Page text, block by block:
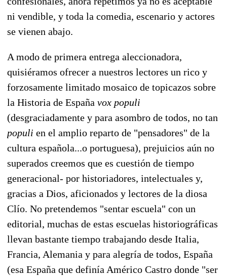
ni vendible, y toda la comedia, escenario y actores
se vienen abajo.
A modo de primera entrega aleccionadora,
quisiéramos ofrecer a nuestros lectores un rico y
forzosamente limitado mosaico de topicazos sobre
la Historia de España vox populi
(desgraciadamente y para asombro de todos, no tan
populi en el amplio reparto de "pensadores" de la
cultura española...o portuguesa), prejuicios aún no
superados creemos que es cuestión de tiempo
generacional- por historiadores, intelectuales y,
gracias a Dios, aficionados y lectores de la diosa
Clío. No pretendemos "sentar escuela" con un
editorial, muchas de estas escuelas historiográficas
llevan bastante tiempo trabajando desde Italia,
Francia, Alemania y para alegría de todos, España
(esa España que definía Américo Castro donde "ser